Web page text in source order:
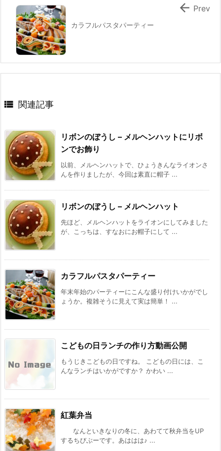
カラフルパスタパーティー
 Prev
 関連記事
リボンのぼうし – メルヘンハットにリボ
ンでお飾り
以前、メルヘンハットで、ひょうきんなライオンさ
んを作りましたが、今回は素直に帽子 ...
リボンのぼうし – メルヘンハット
先ほど、メルヘンハットをライオンにしてみました
が、こっちは、すなおにお帽子にして ...
カラフルパスタパーティー
年末年始のパーティーにこんな盛り付けいかがでし
ょうか。複雑そうに見えて実は簡単！ ...
こどもの日ランチの作り方動画公開
もうじきこどもの日ですね。 こどもの日には、こ
んなランチはいかがですか？ かわい ...
紅葉弁当
なんといきなりの冬に、あわてて秋弁当をUP
するちびぶーです。あははは♪ ...